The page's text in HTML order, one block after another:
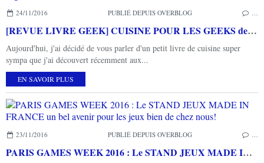
24/11/2016 PUBLIÉ DEPUIS OVERBLOG
[REVUE LIVRE GEEK] CUISINE POUR LES GEEKS de Liguori LECOMTE aux éditions Solar
Aujourd'hui, j'ai décidé de vous parler d'un petit livre de cuisine super
sympa que j'ai découvert récemment aux...
EN SAVOIR PLUS
23/11/2016 PUBLIÉ DEPUIS OVERBLOG
PARIS GAMES WEEK 2016 : Le STAND JEUX MADE IN FRANCE un bel avenir pour les jeux bien de chez nous!